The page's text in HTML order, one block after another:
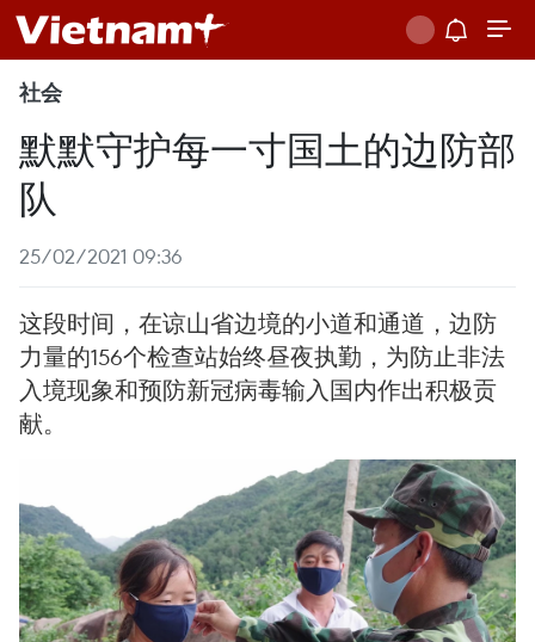
社会
默默守护每一寸国土的边防部
队
25/02/2021 09:36
这段时间，在谅山省边境的小道和通道，边防
力量的156个检查站始终昼夜执勤，为防止非法
入境现象和预防新冠病毒输入国内作出积极贡
献。